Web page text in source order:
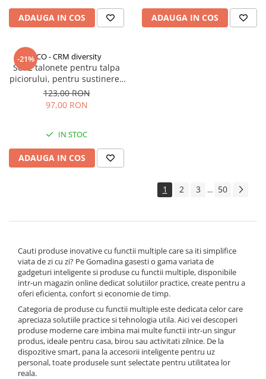
ADAUGA IN COS ADAUGA IN COS
-21%CCO - CRM diversity
Set 2 talonete pentru talpa
piciorului, pentru sustinerea
arcadei si amortizarea arcului
inalt pentru piciorul plat,
pentru fasciita, CRM, bej
123,00 RON
97,00 RON
IN STOC
ADAUGA IN COS
1 2 3 ... 50
Cauti produse inovative cu functii multiple care sa iti simplifice
viata de zi cu zi? Pe Gomadina gasesti o gama variata de
gadgeturi inteligente si produse cu functii multiple, disponibile
intr-un magazin online dedicat solutiilor practice, create pentru a
oferi eficienta, confort si economie de timp.
Categoria de produse cu functii multiple este dedicata celor care
apreciaza solutiile practice si tehnologia utila. Aici vei descoperi
produse moderne care imbina mai multe functii intr-un singur
produs, ideale pentru casa, birou sau activitati zilnice. De la
dispozitive smart, pana la accesorii inteligente pentru uz
personal, toate produsele sunt selectate pentru utilitatea lor
reala.